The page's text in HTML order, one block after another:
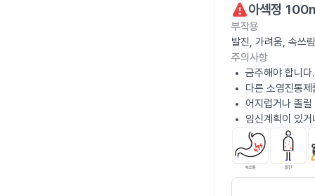
아섹정
부작용
발진, 가려움, 속쓰
주의사항
금주해야 합니다.
다른 소염진통
어지럽거나 졸
임신계획이 있